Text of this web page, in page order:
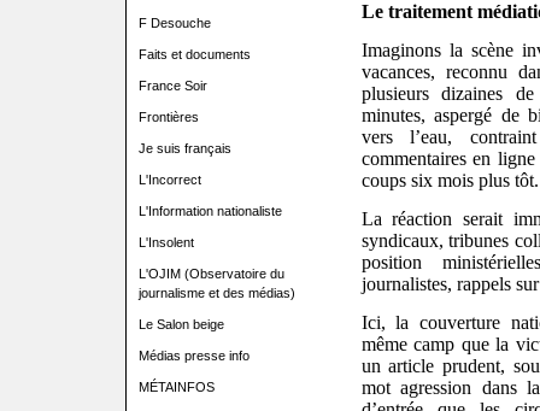
F Desouche
Faits et documents
France Soir
Frontières
Je suis français
L'Incorrect
L'Information nationaliste
L'Insolent
L'OJIM (Observatoire du
journalisme et des médias)
Le Salon beige
Médias presse info
MÉTAINFOS
Le traitement
Imaginons la scène
vacances, reconnu
plusieurs dizaines
minutes, aspergé de
vers l’eau,
commentaires en
coups six mois plus tôt.
La réaction serait
syndicaux, tribunes
position
journalistes, rappels
Ici, la couverture
même camp que la
un article prudent,
mot agression dans